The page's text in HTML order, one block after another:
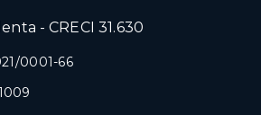
- CRECI 31.630
0001-66